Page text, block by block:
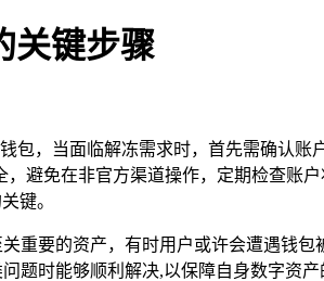
关键步骤
包，当面临解冻需求时，首先需确认
避免在非官方渠道操作，定期检查账
键。
重要的资产，有时用户或许会遭遇钱
题时能够顺利解决,以保障自身数字资产